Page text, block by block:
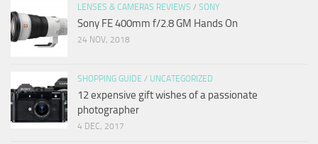
LENSES & CAMERAS REVIEWS / SONY
Sony FE 400mm f/2.8 GM Hands On
24 NOV, 2018
SHOPPING GUIDE / UNCATEGORIZED
12 expensive gift wishes of a passionate
photographer
4 DEC, 2017